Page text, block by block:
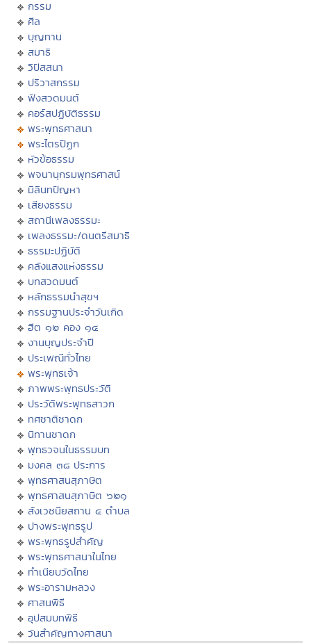
กรรม
ศีล
บุญทาน
สมาธิ
วิปัสสนา
ปริวาสกรรม
ฟังสวดมนต์
คอร์สปฏิบัติธรรม
พระพุทธศาสนา
พระไตรปิฏก
หัวข้อธรรม
พจนานุกรมพุทธศาสน์
มิลินทปัญหา
เสียงธรรม
สถานีเพลงธรรมะ
เพลงธรรมะ/ดนตรีสมาธิ
ธรรมะปฏิบัติ
คลังแสงแห่งธรรม
บทสวดมนต์
หลักธรรมนำสุขฯ
กรรมฐานประจำวันเกิด
ฮีต ๑๒ คอง ๑๔
งานบุญประจำปี
ประเพณีทั่วไทย
พระพุทธเจ้า
ภาพพระพุทธประวัติ
ประวัติพระพุทธสาวก
ทศชาติชาดก
นิทานชาดก
พุทธวจนในธรรมบท
มงคล ๓๘ ประการ
พุทธศาสนสุภาษิต
พุทธศาสนสุภาษิต ๖๒๑
สังเวชนียสถาน ๔ ตำบล
ปางพระพุทธรูป
พระพุทธรูปสำคัญ
พระพุทธศาสนาในไทย
ทำเนียบวัดไทย
พระอารามหลวง
ศาสนพิธี
อุปสมบทพิธี
วันสำคัญทางศาสนา